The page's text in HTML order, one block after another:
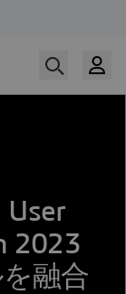
User
2023
融合